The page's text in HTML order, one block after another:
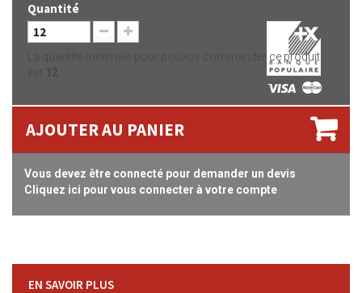
Quantité
La quantité minimale pour pouvoir commander ce produit
est 12
AJOUTER AU PANIER
Vous devez être connecté pour demander un devis
Cliquez ici pour vous connecter à votre compte
EN SAVOIR PLUS